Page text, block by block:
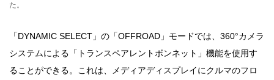
た。
「DYNAMIC SELECT」の「OFFROAD」モードでは、360°カメラ
システムによる「トランスペアレントボンネット」機能を使用す
ることができる。これは、メディアディスプレイにクルマのフロ